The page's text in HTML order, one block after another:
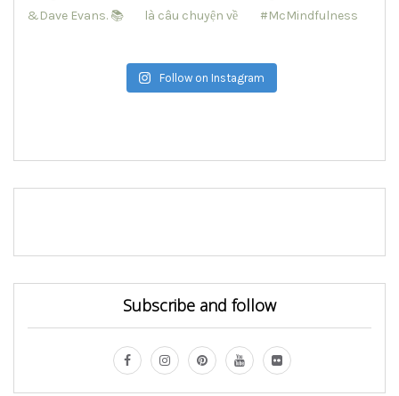
Follow on Instagram
Subscribe and follow